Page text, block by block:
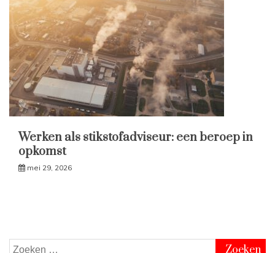
Werken als stikstofadviseur: een beroep in
opkomst
mei 29, 2026
Zoeken